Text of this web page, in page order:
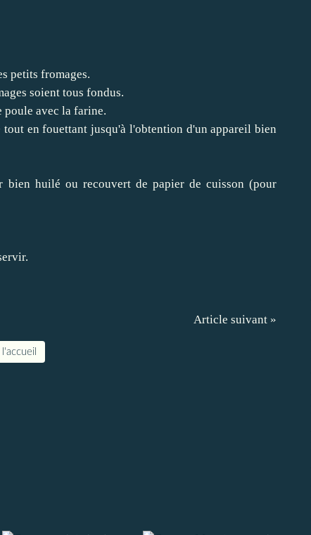
petits fromages.
soient tous fondus.
poule avec la farine.
en fouettant jusqu'à l'obtention d'un appareil bien
huilé ou recouvert de papier de cuisson (pour
Article suivant »